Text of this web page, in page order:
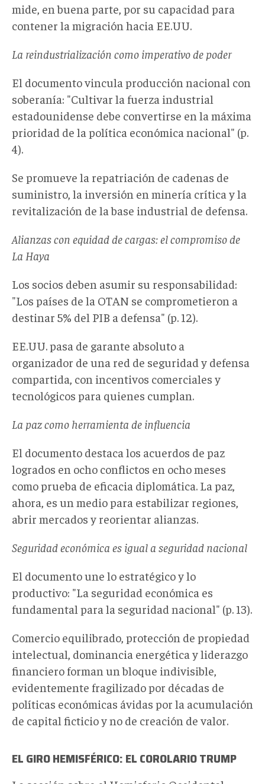
mide, en buena parte, por su capacidad para
contener la migración hacia EE.UU.
La reindustrialización como imperativo de poder
El documento vincula producción nacional con
soberanía: "Cultivar la fuerza industrial
estadounidense debe convertirse en la máxima
prioridad de la política económica nacional" (p.
4).
Se promueve la repatriación de cadenas de
suministro, la inversión en minería crítica y la
revitalización de la base industrial de defensa.
Alianzas con equidad de cargas: el compromiso de
La Haya
Los socios deben asumir su responsabilidad:
"Los países de la OTAN se comprometieron a
destinar 5% del PIB a defensa" (p. 12).
EE.UU. pasa de garante absoluto a
organizador de una red de seguridad y defensa
compartida, con incentivos comerciales y
tecnológicos para quienes cumplan.
La paz como herramienta de influencia
El documento destaca los acuerdos de paz
logrados en ocho conflictos en ocho meses
como prueba de eficacia diplomática. La paz,
ahora, es un medio para estabilizar regiones,
abrir mercados y reorientar alianzas.
Seguridad económica es igual a seguridad nacional
El documento une lo estratégico y lo
productivo: "La seguridad económica es
fundamental para la seguridad nacional" (p. 13).
Comercio equilibrado, protección de propiedad
intelectual, dominancia energética y liderazgo
financiero forman un bloque indivisible,
evidentemente fragilizado por décadas de
políticas económicas ávidas por la acumulación
de capital ficticio y no de creación de valor.
EL GIRO HEMISFÉRICO: EL COROLARIO TRUMP